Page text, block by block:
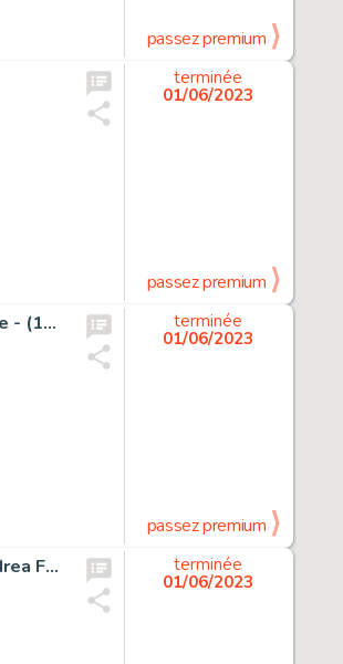
passez premium
terminée
01/06/2023
passez premium
Von Götha, Erich - Planche originale - Duke White - Vers le nouveau monde - (1987)
terminée
01/06/2023
passez premium
Uncle Scrooge D 2016-034 - The Secret of Ebenezer Duck - Signed by Andrea Ferraris - page 3 - (2017)
terminée
01/06/2023